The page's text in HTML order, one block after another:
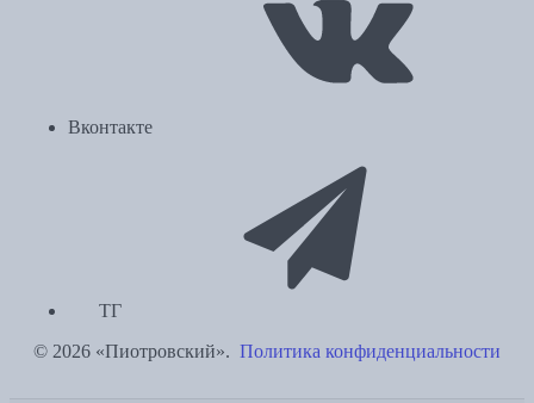
Вконтакте
ТГ
© 2026 «Пиотровский». Политика конфиденциальности